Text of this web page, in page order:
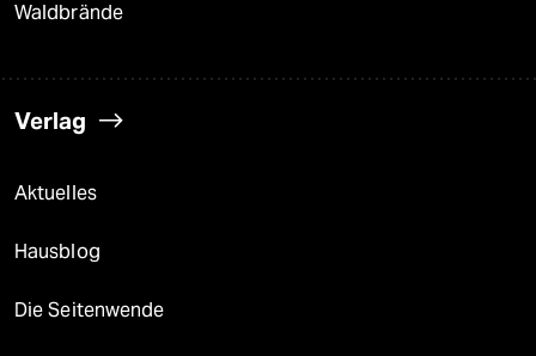
Waldbrände
Verlag
Aktuelles
Hausblog
Die Seitenwende